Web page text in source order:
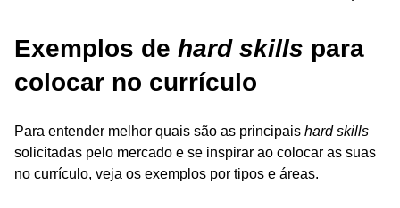
Exemplos de hard skills para
colocar no currículo
Para entender melhor quais são as principais hard skills
solicitadas pelo mercado e se inspirar ao colocar as suas
no currículo, veja os exemplos por tipos e áreas.